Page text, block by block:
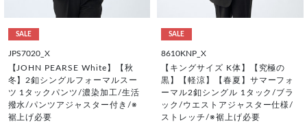
SALE
JPS7020_X
【JOHN PEARSE White】【秋
冬】2釦シングルフォーマルスー
ツ 1タックパンツ/濃染加工/生活
撥水/パンツアジャスター付き/※
裾上げ必要
SALE
8610KNP_X
【キングサイズ K体】【究極の
黒】【軽涼】【春夏】サマーフォ
ーマル2釦シングル 1タック/ブラ
ック/ウエストアジャスター仕様/
ストレッチ/※裾上げ必要